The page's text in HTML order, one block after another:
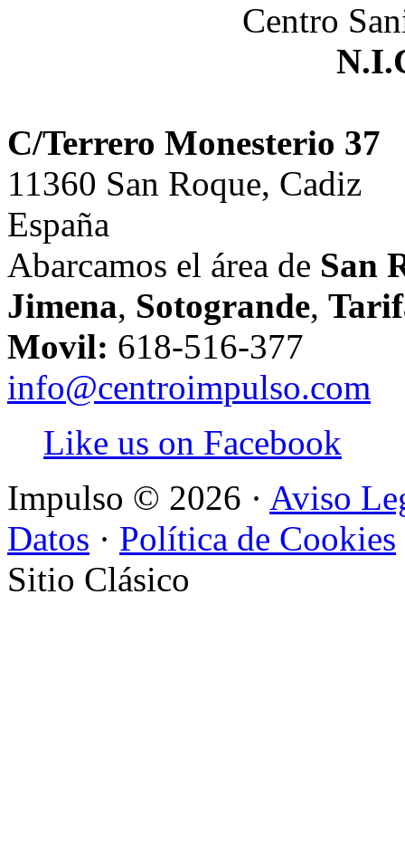
Centro
C/Terrero Monesterio 37
11360 San Roque, Cadiz
España
Abarcamos el área de San
Jimena, Sotogrande,
Movil: 618-516-377
info@centroimpulso.com
Like us on Facebook
Impulso © 2026 · Aviso
Datos · Política de Cookies
Sitio Clásico